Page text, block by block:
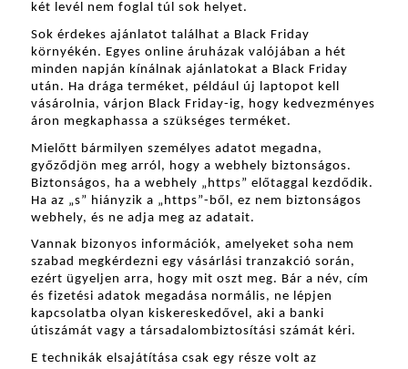
két levél nem foglal túl sok helyet.
Sok érdekes ajánlatot találhat a Black Friday
környékén. Egyes online áruházak valójában a hét
minden napján kínálnak ajánlatokat a Black Friday
után. Ha drága terméket, például új laptopot kell
vásárolnia, várjon Black Friday-ig, hogy kedvezményes
áron megkaphassa a szükséges terméket.
Mielőtt bármilyen személyes adatot megadna,
győződjön meg arról, hogy a webhely biztonságos.
Biztonságos, ha a webhely „https” előtaggal kezdődik.
Ha az „s” hiányzik a „https”-ből, ez nem biztonságos
webhely, és ne adja meg az adatait.
Vannak bizonyos információk, amelyeket soha nem
szabad megkérdezni egy vásárlási tranzakció során,
ezért ügyeljen arra, hogy mit oszt meg. Bár a név, cím
és fizetési adatok megadása normális, ne lépjen
kapcsolatba olyan kiskereskedővel, aki a banki
útiszámát vagy a társadalombiztosítási számát kéri.
E technikák elsajátítása csak egy része volt az